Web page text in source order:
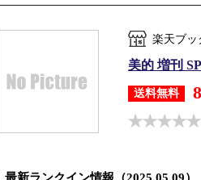
楽天ブッ
美的 増刊
送料無料